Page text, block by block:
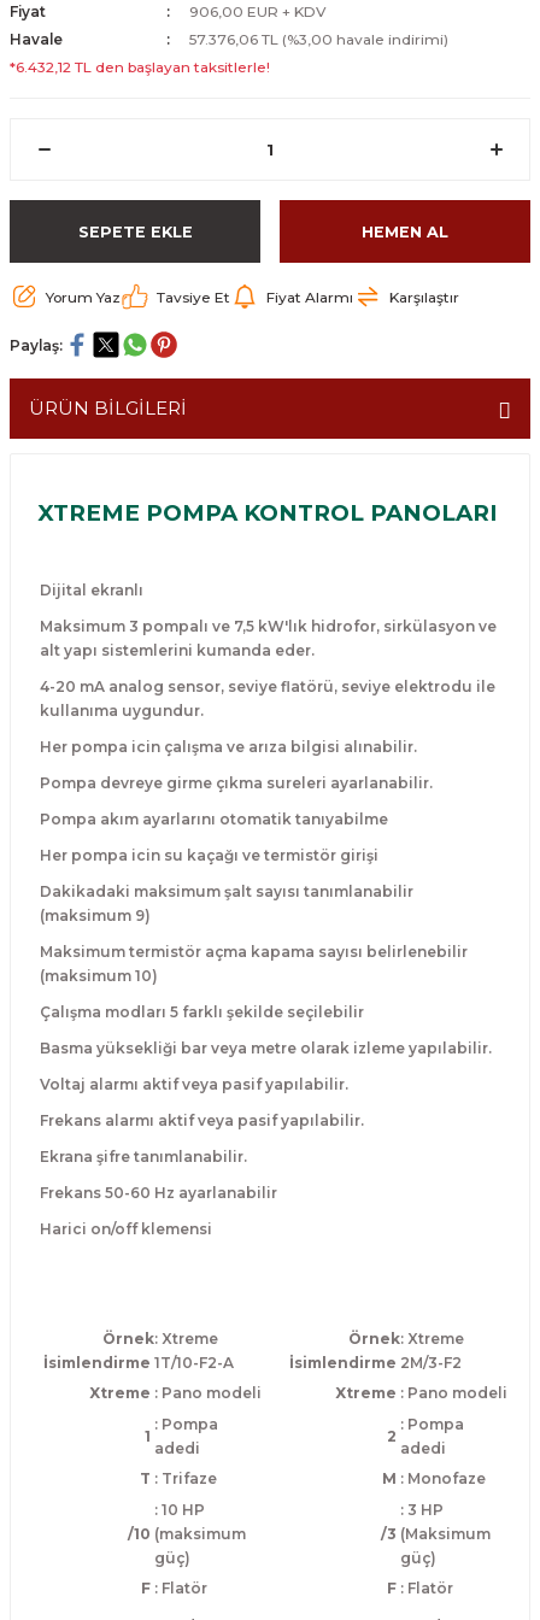
Fiyat
906,00 EUR + KDV
Havale
57.376,06 TL (%3,00 havale indirimi)
*6.432,12 TL den başlayan taksitlerle!
SEPETE EKLE HEMEN AL
Yorum Yaz Tavsiye Et Fiyat Alarmı Karşılaştır
Paylaş:
ÜRÜN BİLGİLERİ
XTREME POMPA KONTROL PANOLARI
Dijital ekranlı
Maksimum 3 pompalı ve 7,5 kW'lık hidrofor, sirkülasyon ve
alt yapı sistemlerini kumanda eder.
4-20 mA analog sensor, seviye flatörü, seviye elektrodu ile
kullanıma uygundur.
Her pompa icin çalışma ve arıza bilgisi alınabilir.
Pompa devreye girme çıkma sureleri ayarlanabilir.
Pompa akım ayarlarını otomatik tanıyabilme
Her pompa icin su kaçağı ve termistör girişi
Dakikadaki maksimum şalt sayısı tanımlanabilir
(maksimum 9)
Maksimum termistör açma kapama sayısı belirlenebilir
(maksimum 10)
Çalışma modları 5 farklı şekilde seçilebilir
Basma yüksekliği bar veya metre olarak izleme yapılabilir.
Voltaj alarmı aktif veya pasif yapılabilir.
Frekans alarmı aktif veya pasif yapılabilir.
Ekrana şifre tanımlanabilir.
Frekans 50-60 Hz ayarlanabilir
Harici on/off klemensi
Örnek
İsimlendirme
: Xtreme
1T/10-F2-A
Örnek
İsimlendirme
: Xtreme
2M/3-F2
Xtreme : Pano modeli Xtreme : Pano modeli
1
: Pompa
adedi
2
: Pompa
adedi
T : Trifaze M : Monofaze
/10
: 10 HP
(maksimum
güç)
/3
: 3 HP
(Maksimum
güç)
F : Flatör F : Flatör